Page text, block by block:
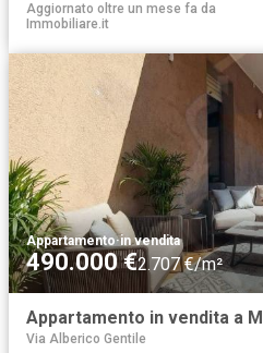
Aggiornato oltre un mese fa da
Immobiliare.it
Appartamento·in vendita
490.000 €2.707 €/m²
Appartamento in vendita a
Via Alberico Gentile